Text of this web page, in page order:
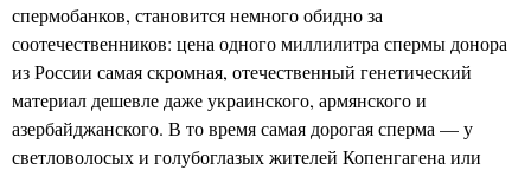
спермобанков, становится немного обидно за
соотечественников: цена одного миллилитра спермы донора
из России самая скромная, отечественный генетический
материал дешевле даже украинского, армянского и
азербайджанского. В то время самая дорогая сперма — у
светловолосых и голубоглазых жителей Копенгагена или